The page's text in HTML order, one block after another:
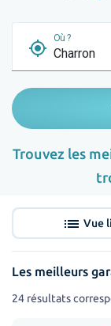
my_location
Où ?
Trouvez les
list Vue
Les meilleurs
24 résultats